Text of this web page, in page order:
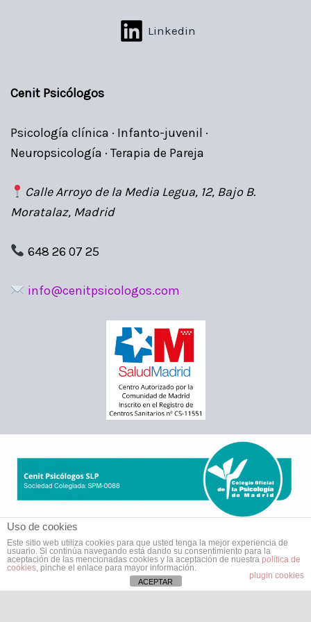
Linkedin
Cenit Psicólogos
Psicología clínica · Infanto-juvenil ·
Neuropsicología · Terapia de Pareja
Calle Arroyo de la Media Legua, 12, Bajo B.
Moratalaz, Madrid
648 26 07 25
info@cenitpsicologos.com
Uso de cookies
Este sitio web utiliza cookies para que usted tenga la mejor experiencia de
usuario. Si continúa navegando está dando su consentimiento para la
aceptación de las mencionadas cookies y la aceptación de nuestra política de
cookies, pinche el enlace para mayor información.
plugin cookies
ACEPTAR